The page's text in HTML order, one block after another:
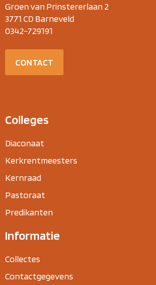
Groen van Prinstererlaan 2
3771 CD Barneveld
0342-729191
CONTACT
Colleges
Diaconaat
Kerkrentmeesters
Kernraad
Pastoraat
Predikanten
Informatie
Collectes
Contactgegevens